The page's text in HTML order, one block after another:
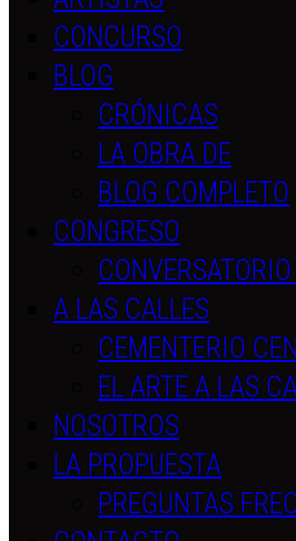
CONCURSO
BLOG
CRÓNICAS
LA OBRA DE
BLOG COMPLETO
CONGRESO
A LAS CALLES
CEMENTERIO
EL ARTE A LAS
NOSOTROS
LA PROPUESTA
PREGUNTAS